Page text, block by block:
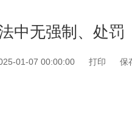
中无强制、处罚
01-07 00:00:00 打印 保